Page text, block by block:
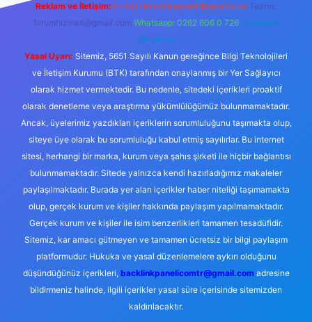
Reklam ve İletişim: E-mail: backlinkpaneli@gmail.com Teams:
forumhizmeti@gmail.com Whatsapp: 0262 606 0 726 Telegram:
@karabul
Yasal Uyarı: Sitemiz, 5651 Sayılı Kanun gereğince Bilgi Teknolojileri
ve İletişim Kurumu (BTK) tarafından onaylanmış bir Yer Sağlayıcı
olarak hizmet vermektedir. Bu nedenle, sitedeki içerikleri proaktif
olarak denetleme veya araştırma yükümlülüğümüz bulunmamaktadır.
Ancak, üyelerimiz yazdıkları içeriklerin sorumluluğunu taşımakta olup,
siteye üye olarak bu sorumluluğu kabul etmiş sayılırlar. Bu internet
sitesi, herhangi bir marka, kurum veya şahıs şirketi ile hiçbir bağlantısı
bulunmamaktadır. Sitede yalnızca kendi hazırladığımız makaleler
paylaşılmaktadır. Burada yer alan içerikler haber niteliği taşımamakta
olup, gerçek kurum ve kişiler hakkında paylaşım yapılmamaktadır.
Gerçek kurum ve kişiler ile isim benzerlikleri tamamen tesadüfidir.
Sitemiz, kar amacı gütmeyen ve tamamen ücretsiz bir bilgi paylaşım
platformudur. Hukuka ve yasal düzenlemelere aykırı olduğunu
düşündüğünüz içerikleri, backlinkpanelicomtr@gmail.comadresine
bildirmeniz halinde, ilgili içerikler yasal süre içerisinde sitemizden
kaldırılacaktır.